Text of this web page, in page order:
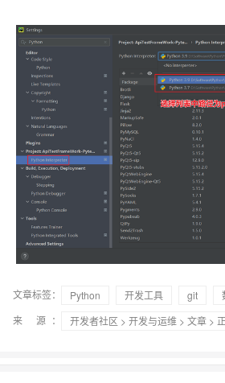
文章标签： Python 开发工具 git
来 源：
开发者社区 > 开发与运维 > 文章 >